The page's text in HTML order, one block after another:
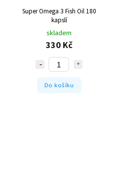
Super Omega 3 Fish Oil 180
kapslí
skladem
330 Kč
Do košíku